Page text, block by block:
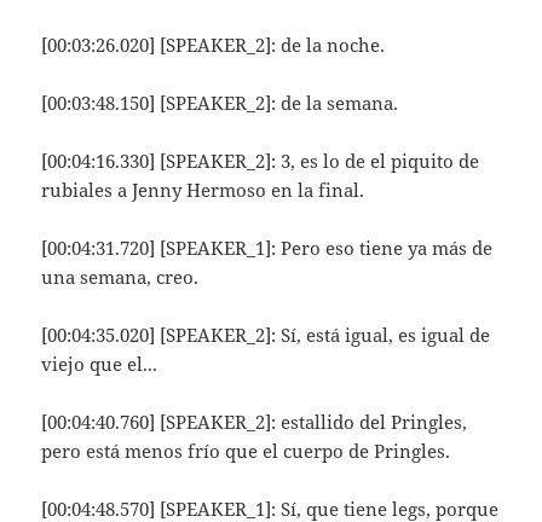
[00:03:26.020] [SPEAKER_2]: de la noche.
[00:03:48.150] [SPEAKER_2]: de la semana.
[00:04:16.330] [SPEAKER_2]: 3, es lo de el piquito de
rubiales a Jenny Hermoso en la final.
[00:04:31.720] [SPEAKER_1]: Pero eso tiene ya más de
una semana, creo.
[00:04:35.020] [SPEAKER_2]: Sí, está igual, es igual de
viejo que el...
[00:04:40.760] [SPEAKER_2]: estallido del Pringles,
pero está menos frío que el cuerpo de Pringles.
[00:04:48.570] [SPEAKER_1]: Sí, que tiene legs, porque